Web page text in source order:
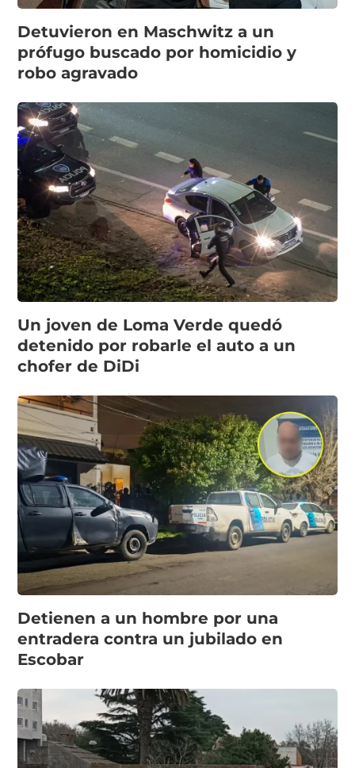
Detuvieron en Maschwitz a un
prófugo buscado por homicidio y
robo agravado
Un joven de Loma Verde quedó
detenido por robarle el auto a un
chofer de DiDi
Detienen a un hombre por una
entradera contra un jubilado en
Escobar